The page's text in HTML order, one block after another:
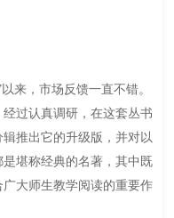
来，市场反馈一直不错。
过认真调研，在这套丛书
推出它的升级版，并对以
堪称经典的名著，其中既
大师生教学阅读的重要作